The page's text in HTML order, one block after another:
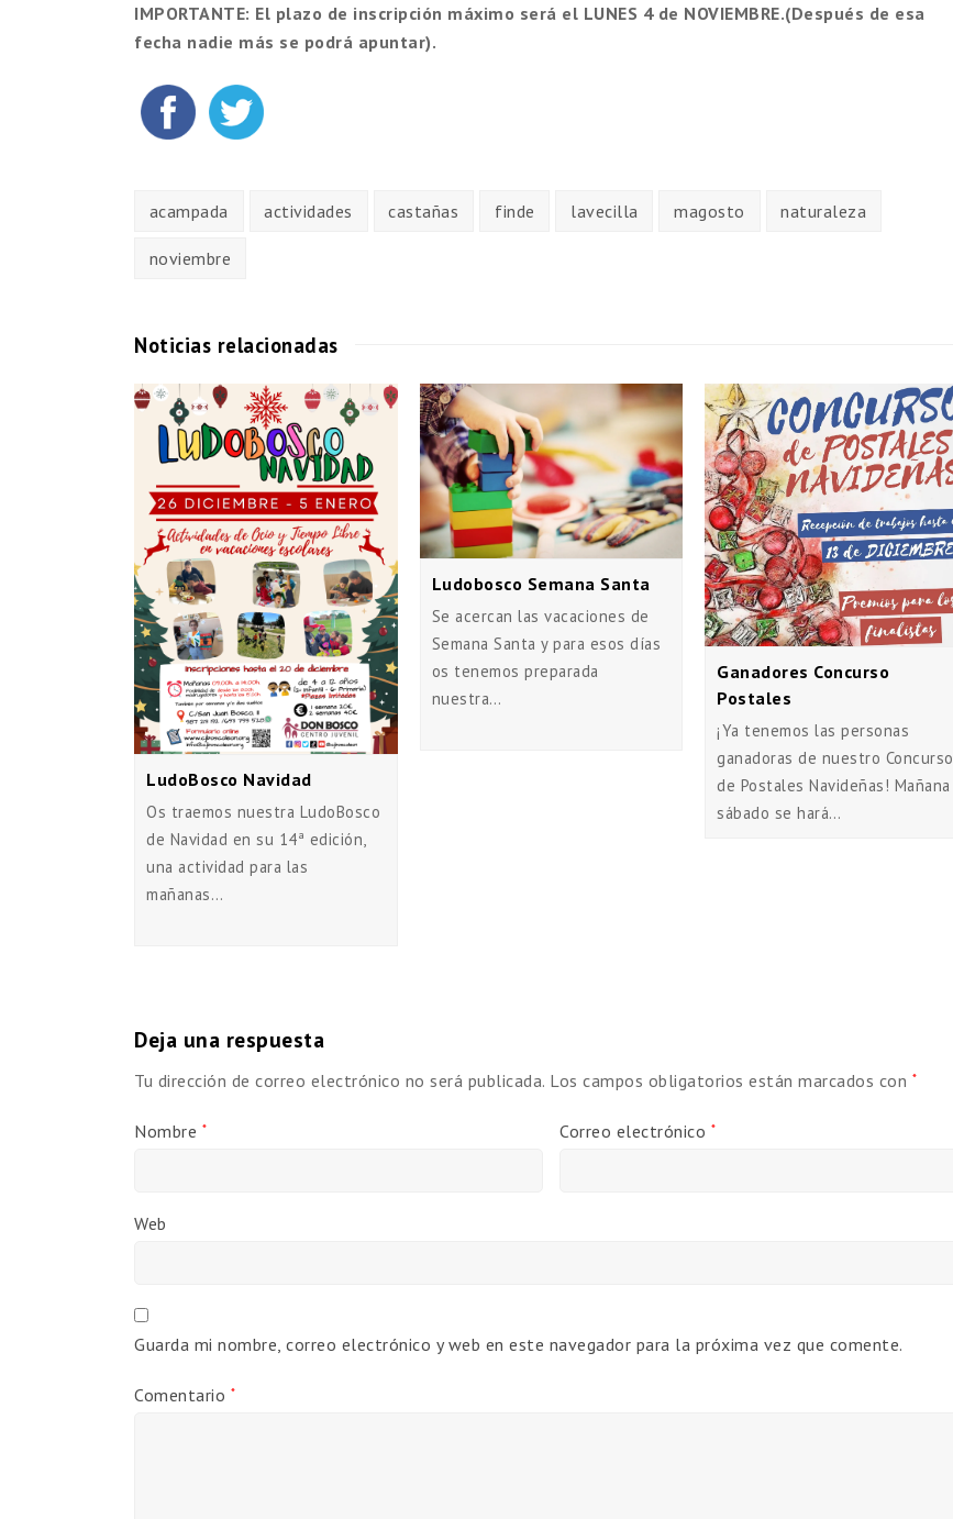
IMPORTANTE: El plazo de inscripción máximo será el LUNES 4 de NOVIEMBRE.(Después de esa
fecha nadie más se podrá apuntar).
acampada actividades castañas finde lavecilla magosto naturaleza
noviembre
Noticias relacionadas
LudoBosco Navidad
Os traemos nuestra LudoBosco
de Navidad en su 14ª edición,
una actividad para las
mañanas…
Ludobosco Semana Santa
Se acercan las vacaciones de
Semana Santa y para esos días
os tenemos preparada
nuestra…
Ganadores Concurso
Postales
¡Ya tenemos las personas
ganadoras de nuestro Concurso
de Postales Navideñas! Mañana
sábado se hará…
Deja una respuesta
Tu dirección de correo electrónico no será publicada. Los campos obligatorios están marcados con *
Nombre * Correo electrónico *
Web
Guarda mi nombre, correo electrónico y web en este navegador para la próxima vez que comente.
Comentario *